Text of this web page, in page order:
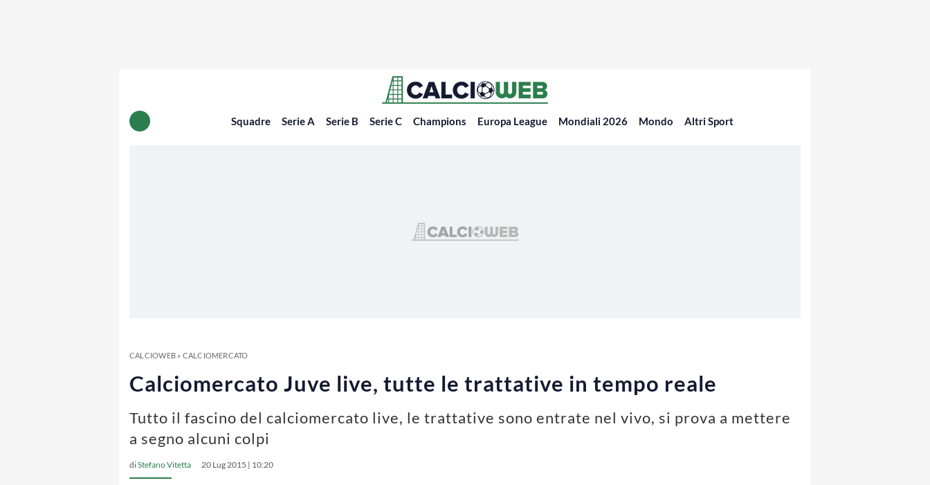
Squadre Serie A Serie B Serie C Champions Europa League Mondiali 2026 Mondo Altri Sport
CALCIOWEB» CALCIOMERCATO
Calciomercato Juve live, tutte le trattative in tempo reale
Tutto il fascino del calciomercato live, le trattative sono entrate nel vivo, si prova a mettere
a segno alcuni colpi
diStefano Vitetta 20 Lug 2015 | 10:20